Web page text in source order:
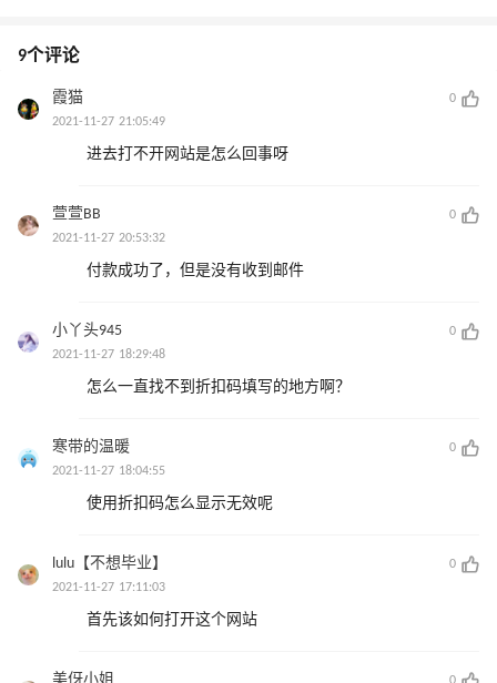
9个评论
霞猫
0
2021-11-27 21:05:49
进去打不开网站是怎么回事呀
萱萱BB
0
2021-11-27 20:53:32
付款成功了，但是没有收到邮件
小丫头945
0
2021-11-27 18:29:48
怎么一直找不到折扣码填写的地方啊？
寒带的温暖
0
2021-11-27 18:04:55
使用折扣码怎么显示无效呢
lulu【不想毕业】
0
2021-11-27 17:11:03
首先该如何打开这个网站
0